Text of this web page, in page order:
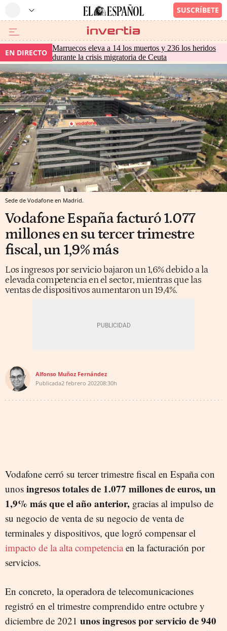
EN DIRECTO Marruecos eleva a 14 los muertos y 236 los heridos
durante la crisis migratoria de Ceuta
Sede de Vodafone en Madrid.
Vodafone España facturó 1.077
millones en su tercer trimestre
fiscal, un 1,9% más
Los ingresos por servicio bajaron un 1,6% debido a la
elevada competencia en el sector, mientras que las
ventas de dispositivos aumentaron un 19,4%.
Alfonso Muñoz Fernández
Publicada2 febrero 202208:30h
Vodafone cerró su tercer trimestre fiscal en España con
unos ingresos totales de 1.077 millones de euros, un
1,9% más que el año anterior, gracias al impulso de
su negocio de venta de su negocio de venta de
terminales y dispositivos, que logró compensar el
impacto de la alta competenciaen la facturación por
servicios.
En concreto, la operadora de telecomunicaciones
registró en el trimestre comprendido entre octubre y
diciembre de 2021 unos ingresos por servicio de 940